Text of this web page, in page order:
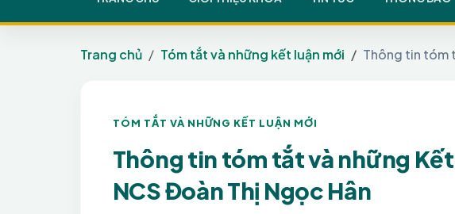
Trang chủ Tóm tắt và những kết luận mới Thông tin tóm
TÓM TẮT VÀ NHỮNG KẾT LUẬN MỚI
Thông tin tóm tắt và những
NCS Đoàn Thị Ngọc Hân